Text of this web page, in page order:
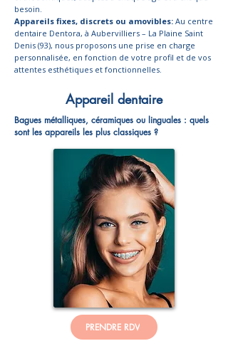
besoin.
Appareils fixes, discrets ou amovibles: Au centre
dentaire Dentora, à Aubervilliers – La Plaine Saint
Denis (93), nous proposons une prise en charge
personnalisée, en fonction de votre profil et de vos
attentes esthétiques et fonctionnelles.
Appareil dentaire
Bagues métalliques, céramiques ou linguales : quels
sont les appareils les plus classiques ?
PRENDRE RDV